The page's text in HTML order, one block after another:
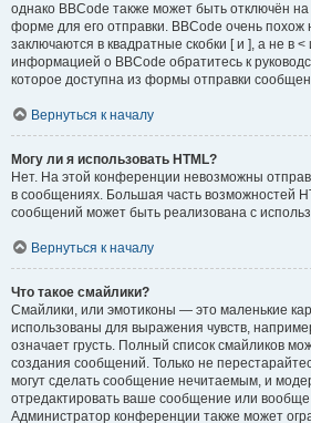
однако BBCode также может быть отключён
форме для его отправки. BBCode очень похож
заключаются в квадратные скобки [ и ], а не в
информацией о BBCode обратитесь к
которое доступна из формы отправки
Вернуться к началу
Могу ли я использовать HTML?
Нет. На этой конференции невозможны
в сообщениях. Большая часть возможностей
сообщений может быть реализована с
Вернуться к началу
Что такое смайлики?
Смайлики, или эмотиконы — это маленькие
использованы для выражения чувств,
означает грусть. Полный список смайликов
создания сообщений. Только не
могут сделать сообщение нечитаемым, и
отредактировать ваше сообщение или вообще
Администратор конференции также может